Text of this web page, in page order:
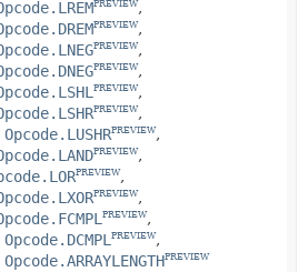
PREVIEW
PREVIEW
PREVIEW
PREVIEW
PREVIEW
PREVIEW
Opcode.LUSHRPREVIEW
PREVIEW
PREVIEW
PREVIEW
PREVIEW
Opcode.DCMPLPREVIEW
Opcode.ARRAYLENGTHPREVIEW